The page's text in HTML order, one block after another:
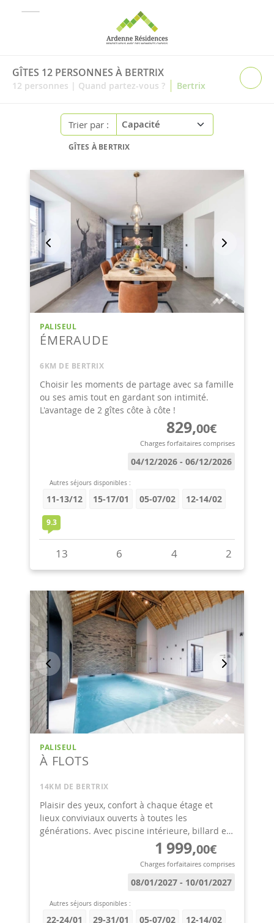
GÎTES 12 PERSONNES À BERTRIX
12 personnes | Quand partez-vous ? | Bertrix
Trier par :
GÎTES À BERTRIX